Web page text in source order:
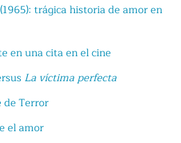
(1965): trágica historia de amor en
en una cita en el cine
La víctima perfecta
de Terror
el amor